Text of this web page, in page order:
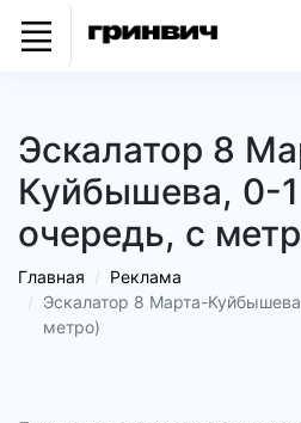
Эскалатор 8
Куйбышева, 0-
очередь, с
Главная
Реклама
Эскалатор 8 Марта-
метро)